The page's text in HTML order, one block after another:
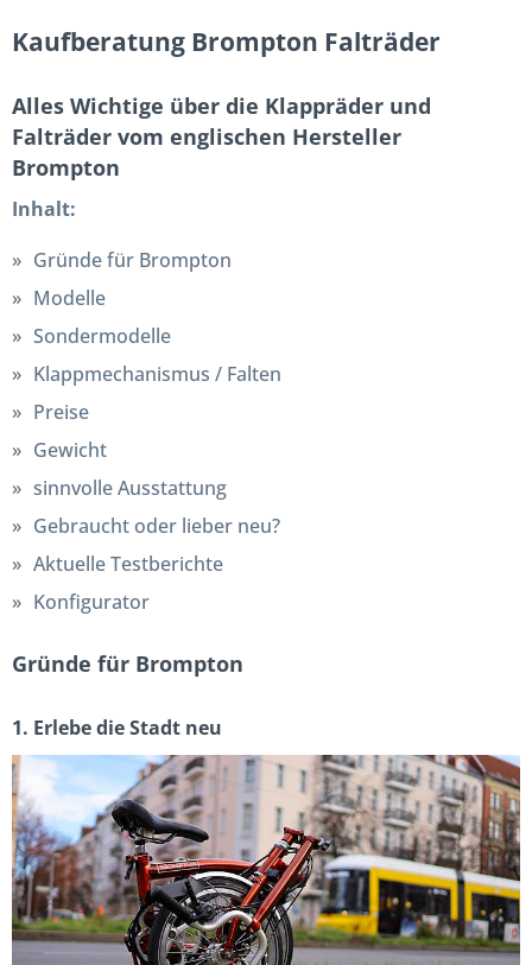
Kaufberatung Brompton Falträder
Alles Wichtige über die Klappräder und
Falträder vom englischen Hersteller
Brompton
Inhalt:
Gründe für Brompton
Modelle
Sondermodelle
Klappmechanismus / Falten
Preise
Gewicht
sinnvolle Ausstattung
Gebraucht oder lieber neu?
Aktuelle Testberichte
Konfigurator
Gründe für Brompton
1. Erlebe die Stadt neu